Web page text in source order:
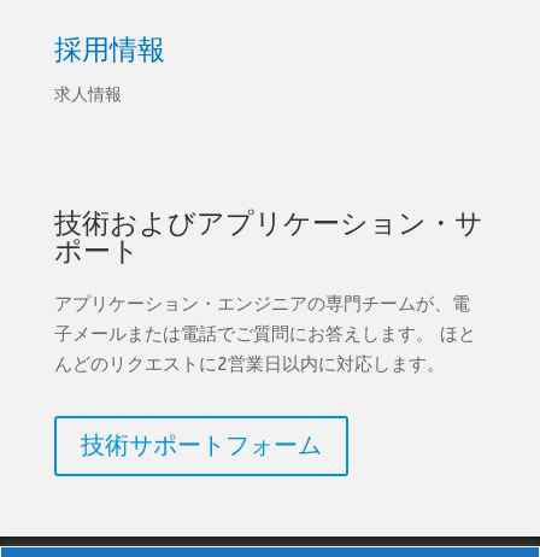
採用情報
求人情報
技術およびアプリケーション・サ
ポート
アプリケーション・エンジニアの専門チームが、電
子メールまたは電話でご質問にお答えします。 ほと
んどのリクエストに2営業日以内に対応します。
技術サポートフォーム